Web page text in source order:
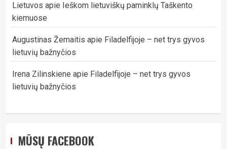
Lietuvos apie Ieškom lietuviškų paminklų Taškento
kiemuose
Augustinas Žemaitis apie Filadelfijoje – net trys gyvos
lietuvių bažnyčios
Irena Zilinskiene apie Filadelfijoje – net trys gyvos
lietuvių bažnyčios
MŪSŲ FACEBOOK